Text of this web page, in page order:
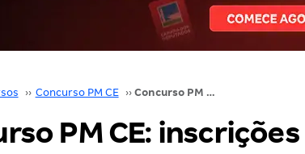
›› Concurso PM CE ›› Concurso PM CE: inscrições começam hoje! 1.500 vagas
PM CE: